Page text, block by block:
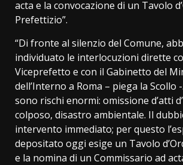
acta e la convocazione di un Tavolo
Prefettizio”.
“Di fronte al silenzio del Comune,
individuato le interlocuzioni dirette
Viceprefetto e con il Gabinetto del
dell’Interno a Roma – piega la Scollo
sono rischi enormi: omissione d’atti
colposo, disastro ambientale. Il
intervento immediato; per questo
depositato oggi esige un Tavolo
e la nomina di un Commissario ad